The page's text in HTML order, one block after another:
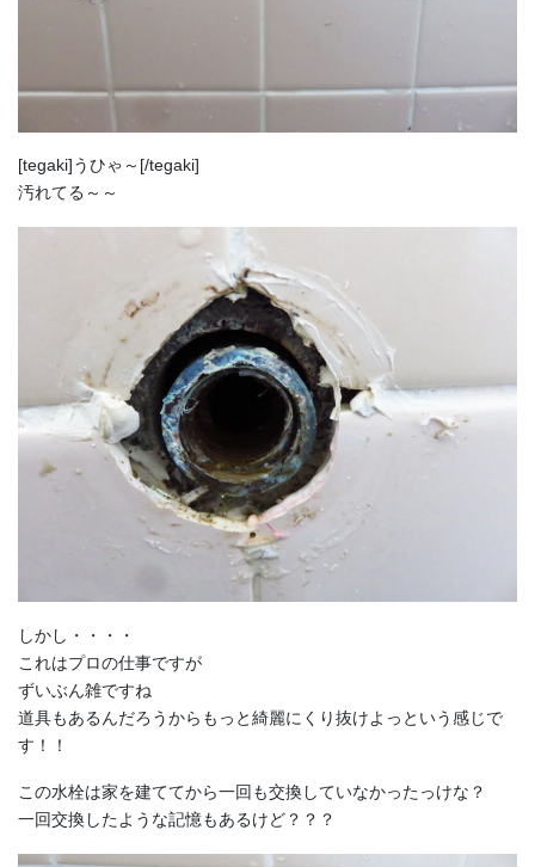
[tegaki]うひゃ～[/tegaki]
汚れてる～～
しかし・・・・
これはプロの仕事ですが
ずいぶん雑ですね
道具もあるんだろうからもっと綺麗にくり抜けよっという感じで
す！！
この水栓は家を建ててから一回も交換していなかったっけな？
一回交換したような記憶もあるけど？？？